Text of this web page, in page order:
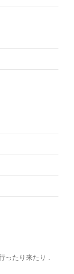
ったり来たり .